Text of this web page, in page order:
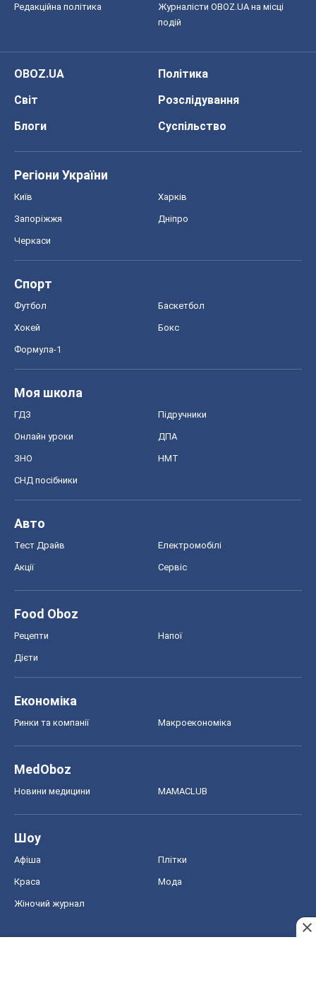
Редакційна політика
Журналісти OBOZ.UA на місці
подій
OBOZ.UA
Політика
Світ
Розслідування
Блоги
Суспільство
Регіони України
Київ Харків
Запоріжжя Дніпро
Черкаси
Спорт
Футбол Баскетбол
Хокей Бокс
Формула-1
Моя школа
ГДЗ Підручники
Онлайн уроки ДПА
ЗНО НМТ
СНД посібники
Авто
Тест Драйв Електромобілі
Акції Сервіс
Food Oboz
Рецепти Напої
Дієти
Економіка
Ринки та компанії Макроекономіка
MedOboz
Новини медицини MAMACLUB
Шоу
Афіша Плітки
Краса Мода
Жіночий журнал